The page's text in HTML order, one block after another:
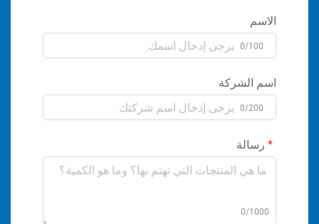
الاسم
0/100
اسم الشركة
0/200
رسالة
0/1000